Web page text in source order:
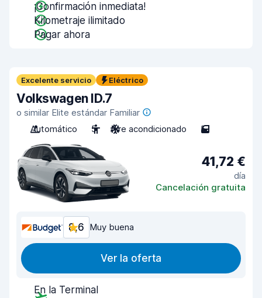
¡Confirmación inmediata!
Kilometraje ilimitado
Pagar ahora
Excelente servicio Eléctrico
Volkswagen ID.7
o similar Elite estándar Familiar
Automático
5 Aire acondicionado 5
41,72 €
día
Cancelación gratuita
8,6 Muy buena
Ver la oferta
En la Terminal